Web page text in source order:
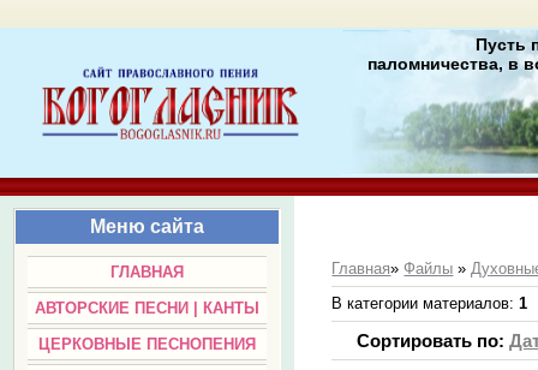
Пусть
паломничества, в
Меню сайта
ГЛАВНАЯ
АВТОРСКИЕ ПЕСНИ | КАНТЫ
ЦЕРКОВНЫЕ ПЕСНОПЕНИЯ
Главная»Файлы »
В категории материалов:1
Сортировать по: